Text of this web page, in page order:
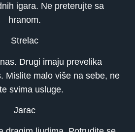
igara. Ne preterujte sa
hranom.
Strelac
Drugi imaju prevelika
Mislite malo više na sebe, ne
svima usluge.
Jarac